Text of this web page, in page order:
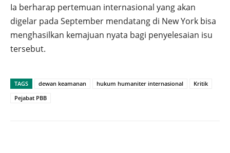
Ia berharap pertemuan internasional yang akan
digelar pada September mendatang di New York bisa
menghasilkan kemajuan nyata bagi penyelesaian isu
tersebut.
TAGS dewan keamanan hukum humaniter internasional
Kritik
Pejabat PBB